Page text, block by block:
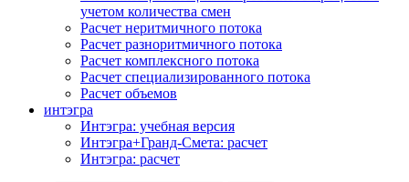
учетом количества смен
Расчет неритмичного потока
Расчет разноритмичного потока
Расчет комплексного потока
Расчет специализированного потока
Расчет объемов
интэгра
Интэгра: учебная версия
Интэгра+Гранд-Смета: расчет
Интэгра: расчет